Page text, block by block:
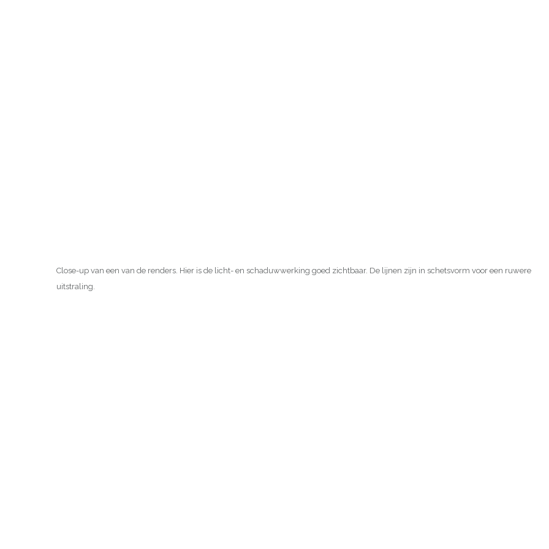
Close-up van een van de renders. Hier is de licht- en schaduwwerking goed zichtbaar. De lijnen zijn in schetsvorm voor een ruwere
uitstraling.